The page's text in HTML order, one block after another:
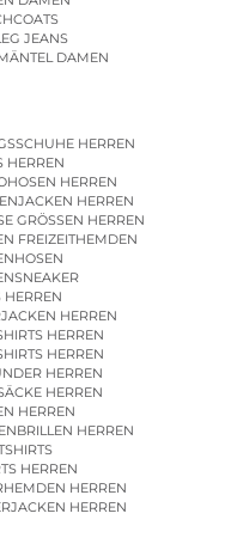
JEANS
DAMEN
HERREN
HERREN
HERREN
HERREN
GRÖSSEN HERREN
FREIZEITHEMDEN
HERREN
HERREN
HERREN
HERREN
HERREN
HERREN
HERREN
HERREN
HERREN
HERREN
HERREN